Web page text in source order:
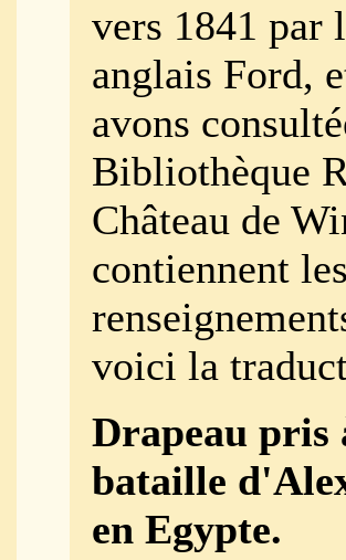
vers 1841 par
anglais Ford,
avons
Bibliothèque
Château de
contiennent
voici la
Drapeau pris
bataille
en Egypte.